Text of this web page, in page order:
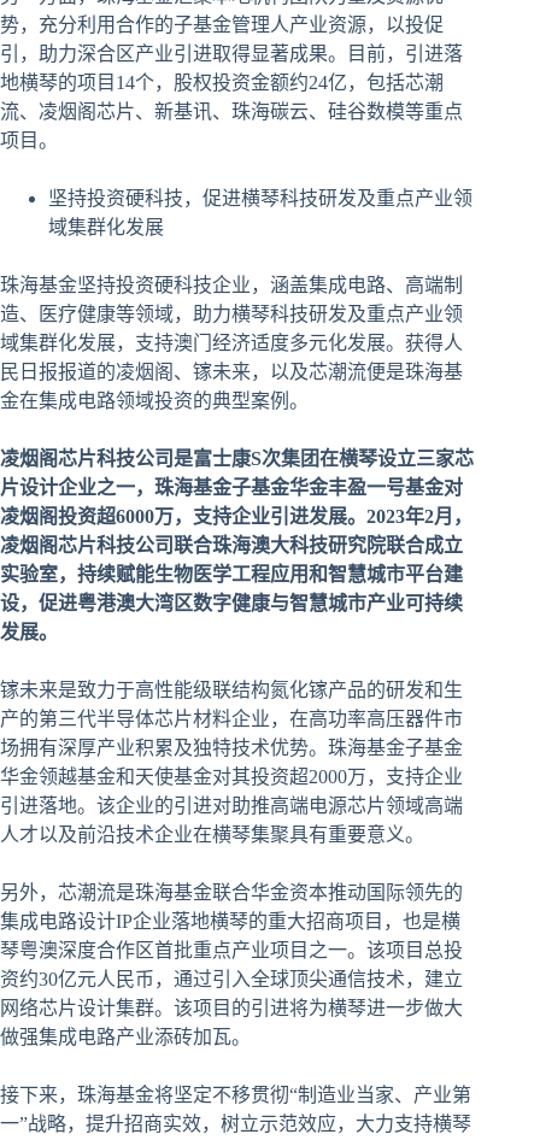
势，充分利用合作的子基金管理人产业资源，以投促
引，助力深合区产业引进取得显著成果。目前，引进落
地横琴的项目14个，股权投资金额约24亿，包括芯潮
流、凌烟阁芯片、新基讯、珠海碳云、硅谷数模等重点
项目。
坚持投资硬科技，促进横琴科技研发及重点产业领
域集群化发展
珠海基金坚持投资硬科技企业，涵盖集成电路、高端制
造、医疗健康等领域，助力横琴科技研发及重点产业领
域集群化发展，支持澳门经济适度多元化发展。获得人
民日报报道的凌烟阁、镓未来，以及芯潮流便是珠海基
金在集成电路领域投资的典型案例。
凌烟阁芯片科技公司是富士康S次集团在横琴设立三家芯
片设计企业之一，珠海基金子基金华金丰盈一号基金对
凌烟阁投资超6000万，支持企业引进发展。2023年2月，
凌烟阁芯片科技公司联合珠海澳大科技研究院联合成立
实验室，持续赋能生物医学工程应用和智慧城市平台建
设，促进粤港澳大湾区数字健康与智慧城市产业可持续
发展。
镓未来是致力于高性能级联结构氮化镓产品的研发和生
产的第三代半导体芯片材料企业，在高功率高压器件市
场拥有深厚产业积累及独特技术优势。珠海基金子基金
华金领越基金和天使基金对其投资超2000万，支持企业
引进落地。该企业的引进对助推高端电源芯片领域高端
人才以及前沿技术企业在横琴集聚具有重要意义。
另外，芯潮流是珠海基金联合华金资本推动国际领先的
集成电路设计IP企业落地横琴的重大招商项目，也是横
琴粤澳深度合作区首批重点产业项目之一。该项目总投
资约30亿元人民币，通过引入全球顶尖通信技术，建立
网络芯片设计集群。该项目的引进将为横琴进一步做大
做强集成电路产业添砖加瓦。
接下来，珠海基金将坚定不移贯彻“制造业当家、产业第
一”战略，提升招商实效，树立示范效应，大力支持横琴